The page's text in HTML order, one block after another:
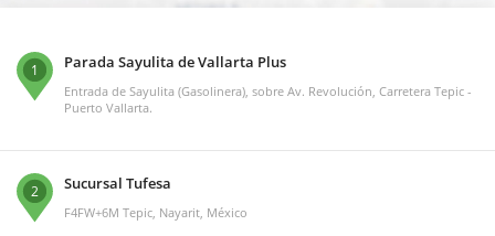
1 Parada Sayulita de Vallarta Plus
Entrada de Sayulita (Gasolinera), sobre Av. Revolución, Carretera Tepic -
Puerto Vallarta.
2 Sucursal Tufesa
F4FW+6M Tepic, Nayarit, México